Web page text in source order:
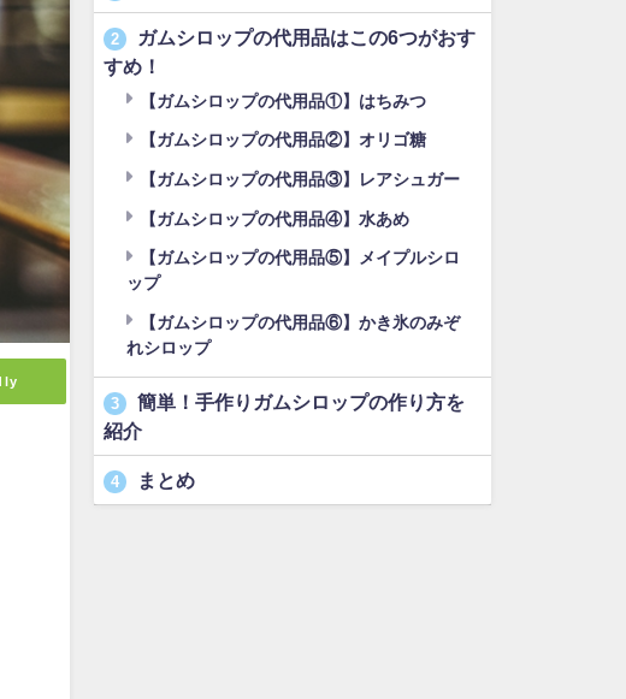
2
ガムシロップの代用品はこの6つがおす
すめ！
【ガムシロップの代用品①】はちみつ
【ガムシロップの代用品②】オリゴ糖
【ガムシロップの代用品③】レアシュガー
【ガムシロップの代用品④】水あめ
【ガムシロップの代用品⑤】メイプルシロ
ップ
【ガムシロップの代用品⑥】かき氷のみぞ
れシロップ
3
簡単！手作りガムシロップの作り方を
紹介
4 まとめ